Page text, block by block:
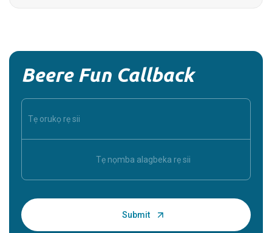
Beere Fun Callback